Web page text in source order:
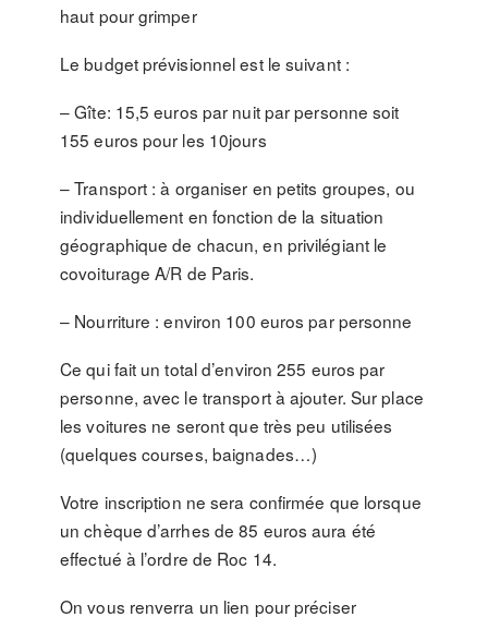
haut pour grimper
Le budget prévisionnel est le suivant :
– Gîte: 15,5 euros par nuit par personne soit
155 euros pour les 10jours
– Transport : à organiser en petits groupes, ou
individuellement en fonction de la situation
géographique de chacun, en privilégiant le
covoiturage A/R de Paris.
– Nourriture : environ 100 euros par personne
Ce qui fait un total d’environ 255 euros par
personne, avec le transport à ajouter. Sur place
les voitures ne seront que très peu utilisées
(quelques courses, baignades…)
Votre inscription ne sera confirmée que lorsque
un chèque d’arrhes de 85 euros aura été
effectué à l’ordre de Roc 14.
On vous renverra un lien pour préciser